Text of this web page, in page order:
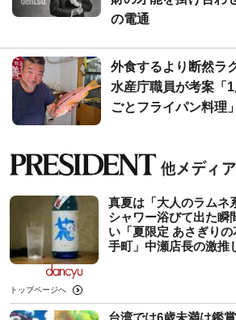
の電通
外食するより断然ラ
水産庁職員が考案「
ごとフライパン料理
真夏は「大人のラムネ
シャワー浴びて出た瞬
い「夏限定 あさぎり
手町」中瀬店長の激推
トップページへ
台湾では6歳未満は鑑